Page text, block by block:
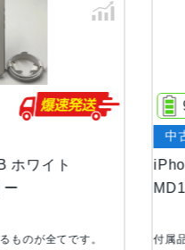
ホワイト
ー
ものが全てです。
中
付属